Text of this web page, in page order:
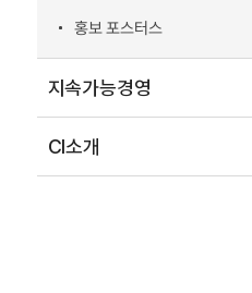
홍보 포스터스
지속가능경영
CI소개